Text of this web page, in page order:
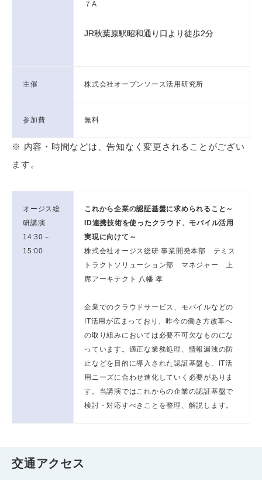
７A
JR秋葉原駅昭和通り口より徒歩2分
主催 株式会社オープンソース活用研究所
参加費 無料
※ 内容・時間などは、告知なく変更されることがござい
ます。
オージス総
研講演
14:30－
15:00
これから企業の認証基盤に求められること～
ID連携技術を使ったクラウド、モバイル活用
実現に向けて～
株式会社オージス総研 事業開発本部 テミス
トラクトソリューション部 マネジャー 上
席アーキテクト 八幡 孝
企業でのクラウドサービス、モバイルなどの
IT活用が広まっており、昨今の働き方改革へ
の取り組みにおいては必要不可欠なものにな
っています。適正な業務処理、情報漏洩の防
止などを目的に導入された認証基盤も、IT活
用ニーズに合わせ進化していく必要がありま
す。当講演ではこれからの企業の認証基盤で
検討・対応すべきことを整理、解説します。
交通アクセス